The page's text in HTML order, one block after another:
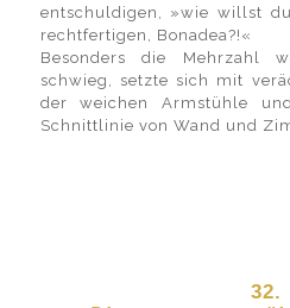
entschuldigen, »wie willst
rechtfertigen, Bonadea?!«
Besonders die Mehrzahl
schwieg, setzte sich mit
der weichen Armstühle
Schnittlinie von Wand und
32.